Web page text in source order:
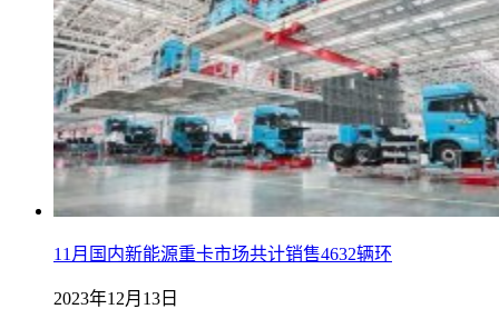
11月国内新能源重卡市场共计销售4632辆环
2023年12月13日